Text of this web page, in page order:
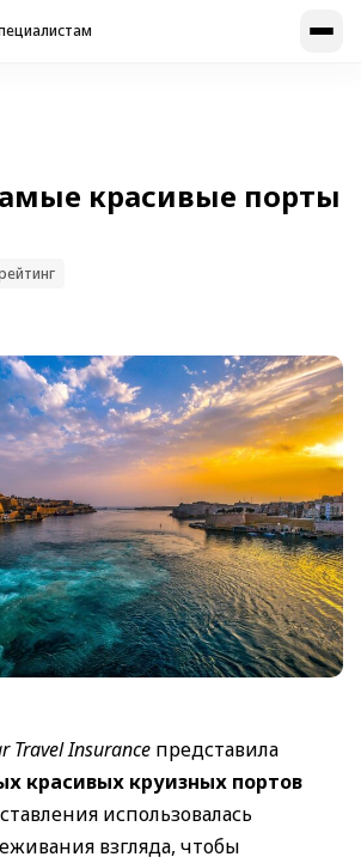
красивые порты
Travel Insurance представила
красивых круизных портов
использовалась
взгляда, чтобы